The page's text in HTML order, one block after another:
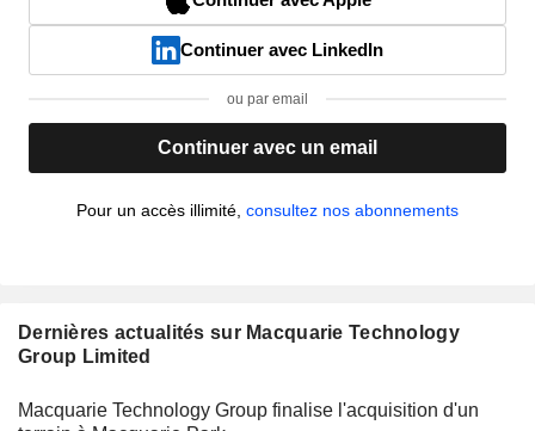
Continuer avec LinkedIn
ou par email
Continuer avec un email
Pour un accès illimité, consultez nos abonnements
Dernières actualités sur Macquarie Technology
Group Limited
Macquarie Technology Group finalise l'acquisition d'un